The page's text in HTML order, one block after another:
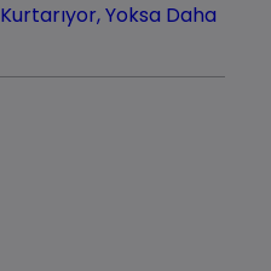
Yoksa Daha